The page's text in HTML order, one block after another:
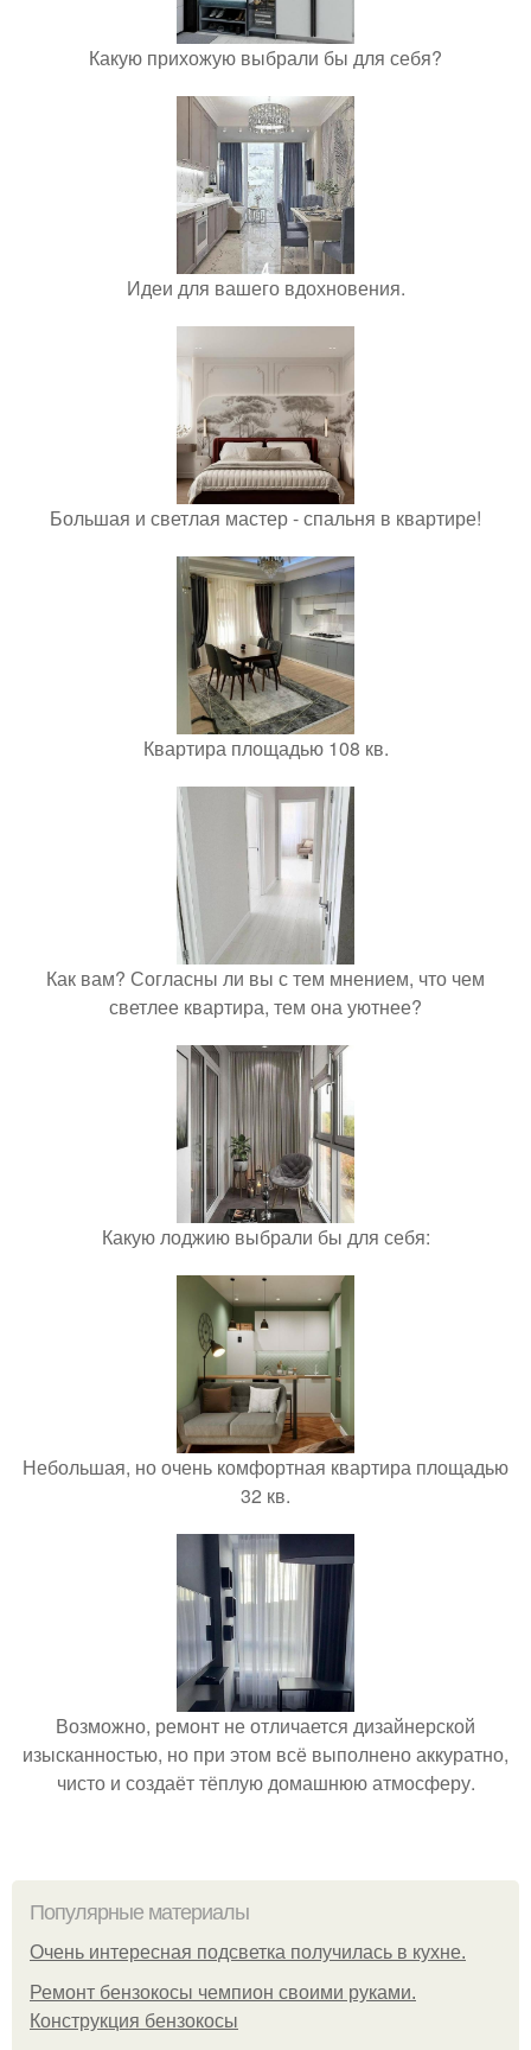
Какую прихожую выбрали бы для себя?
Идеи для вашего вдохновения.
Большая и светлая мастер - спальня в квартире!
Квартира площадью 108 кв.
Как вам? Согласны ли вы с тем мнением, что чем
светлее квартира, тем она уютнее?
Какую лоджию выбрали бы для себя:
Небольшая, но очень комфортная квартира площадью
32 кв.
Возможно, ремонт не отличается дизайнерской
изысканностью, но при этом всё выполнено аккуратно,
чисто и создаёт тёплую домашнюю атмосферу.
Популярные материалы
Очень интересная подсветка получилась в кухне.
Ремонт бензокосы чемпион своими руками.
Конструкция бензокосы